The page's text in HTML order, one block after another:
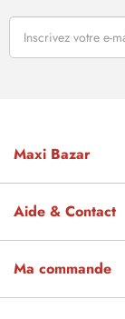
Maxi Bazar
Aide & Contact
Ma commande